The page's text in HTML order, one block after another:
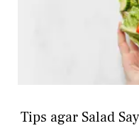
Tips agar Salad